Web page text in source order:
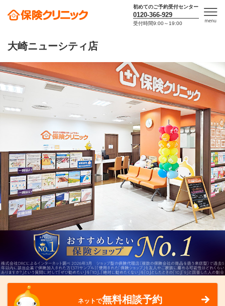
初めてのご予約受付センター
0120-366-929
受付時間9:00～19:00
大崎ニューシティ店
ネットで無料相談予約